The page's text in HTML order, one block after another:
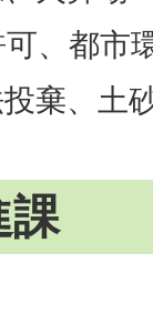
、都市
棄、土
課